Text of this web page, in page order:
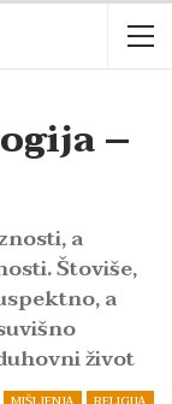
–
a
Štoviše,
a
život